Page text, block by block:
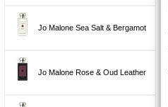
Jo Malone Sea Salt & Bergamot
Jo Malone Rose & Oud Leather